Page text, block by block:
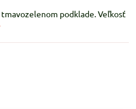
podklade. Veľkosť